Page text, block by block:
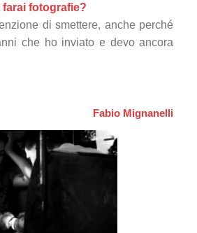
fotografie?
di smettere, anche perché
che ho inviato e devo ancora
Fabio Mignanelli